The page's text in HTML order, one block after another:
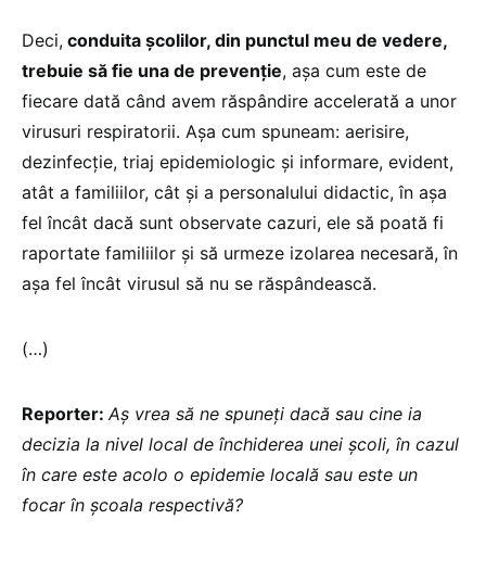
Deci, conduita școlilor, din punctul meu de vedere,
trebuie să fie una de prevenție, așa cum este de
fiecare dată când avem răspândire accelerată a unor
virusuri respiratorii. Așa cum spuneam: aerisire,
dezinfecție, triaj epidemiologic și informare, evident,
atât a familiilor, cât și a personalului didactic, în așa
fel încât dacă sunt observate cazuri, ele să poată fi
raportate familiilor și să urmeze izolarea necesară, în
așa fel încât virusul să nu se răspândească.
(…)
Reporter:Aș vrea să ne spuneți dacă sau cine ia
decizia la nivel local de închiderea unei școli, în cazul
în care este acolo o epidemie locală sau este un
focar în școala respectivă?